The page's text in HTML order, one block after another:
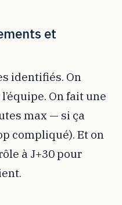
et
identifiés. On
On fait une
max — si ça
compliqué). Et on
à J+30 pour